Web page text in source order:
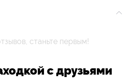
станьте первым!
с друзьями